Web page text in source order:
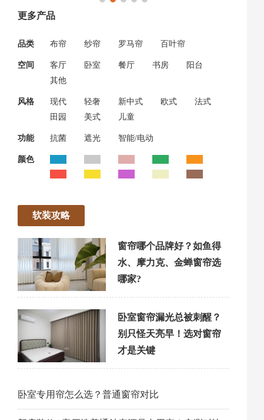
更多产品
品类 布帘 纱帘 罗马帘 百叶帘
空间 客厅 卧室 餐厅 书房
阳台
其他
风格 现代 轻奢 新中式 欧式
法式
田园
美式 儿童
功能 抗菌 遮光 智能/电动
颜色
软装攻略
窗帘哪个品牌好？如鱼得
水、摩力克、金蝉窗帘选
哪家?
卧室窗帘漏光总被刺醒？
别只怪天亮早！选对窗帘
才是关键
卧室专用帘怎么选？普通窗帘对比